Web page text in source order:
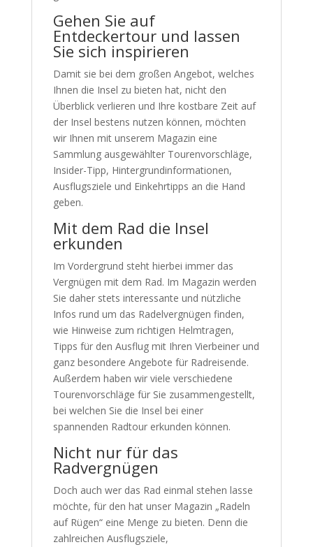
Gehen Sie auf
Entdeckertour und lassen
Sie sich inspirieren
Damit sie bei dem großen Angebot, welches
Ihnen die Insel zu bieten hat, nicht den
Überblick verlieren und Ihre kostbare Zeit auf
der Insel bestens nutzen können, möchten
wir Ihnen mit unserem Magazin eine
Sammlung ausgewählter Tourenvorschläge,
Insider-Tipp, Hintergrundinformationen,
Ausflugsziele und Einkehrtipps an die Hand
geben.
Mit dem Rad die Insel
erkunden
Im Vordergrund steht hierbei immer das
Vergnügen mit dem Rad. Im Magazin werden
Sie daher stets interessante und nützliche
Infos rund um das Radelvergnügen finden,
wie Hinweise zum richtigen Helmtragen,
Tipps für den Ausflug mit Ihren Vierbeiner und
ganz besondere Angebote für Radreisende.
Außerdem haben wir viele verschiedene
Tourenvorschläge für Sie zusammengestellt,
bei welchen Sie die Insel bei einer
spannenden Radtour erkunden können.
Nicht nur für das
Radvergnügen
Doch auch wer das Rad einmal stehen lasse
möchte, für den hat unser Magazin „Radeln
auf Rügen“ eine Menge zu bieten. Denn die
zahlreichen Ausflugsziele,